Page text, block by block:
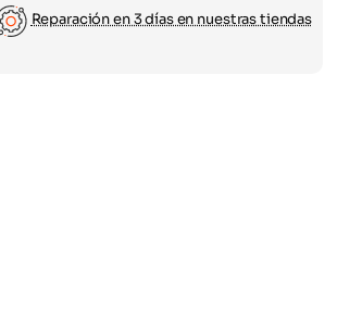
Reparación en 3 días en nuestras tiendas